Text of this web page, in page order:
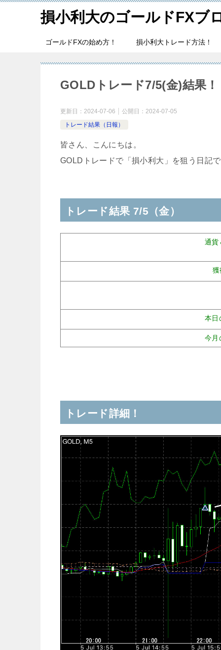
損小利大のゴールドFXブ
ゴールドFXの始め方！ 損小利大トレード方法！
GOLDトレード7/5(金)結果！
更新日： 2024-07-06 公開日： 2024-07-05
トレード結果（日報）
皆さん、こんにちは。
GOLDトレードで「損小利大」を狙う日記で
トレード結果 7/5（金）
通貨
獲
本日
今月
トレード詳細！